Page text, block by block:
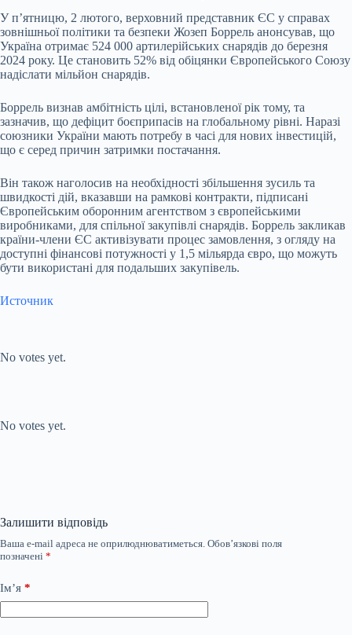
У п’ятницю, 2 лютого, верховний представник ЄС у справах
зовнішньої політики та безпеки Жозеп Боррель анонсував, що
Україна отримає 524 000 артилерійських снарядів до березня
2024 року. Це становить 52% від обіцянки Європейського Союзу
надіслати мільйон снарядів.
Боррель визнав амбітність цілі, встановленої рік тому, та
зазначив, що дефіцит боєприпасів на глобальному рівні. Наразі
союзники України мають потребу в часі для нових інвестицій,
що є серед причин затримки постачання.
Він також наголосив на необхідності збільшення зусиль та
швидкості дій, вказавши на рамкові контракти, підписані
Європейським оборонним агентством з європейськими
виробниками, для спільної закупівлі снарядів. Боррель закликав
країни-члени ЄС активізувати процес замовлення, з огляду на
доступні фінансові потужності у 1,5 мільярда євро, що можуть
бути використані для подальших закупівель.
Источник
No votes yet.
No votes yet.
Залишити відповідь
Ваша e-mail адреса не оприлюднюватиметься. Обов’язкові поля
позначені *
Ім’я *